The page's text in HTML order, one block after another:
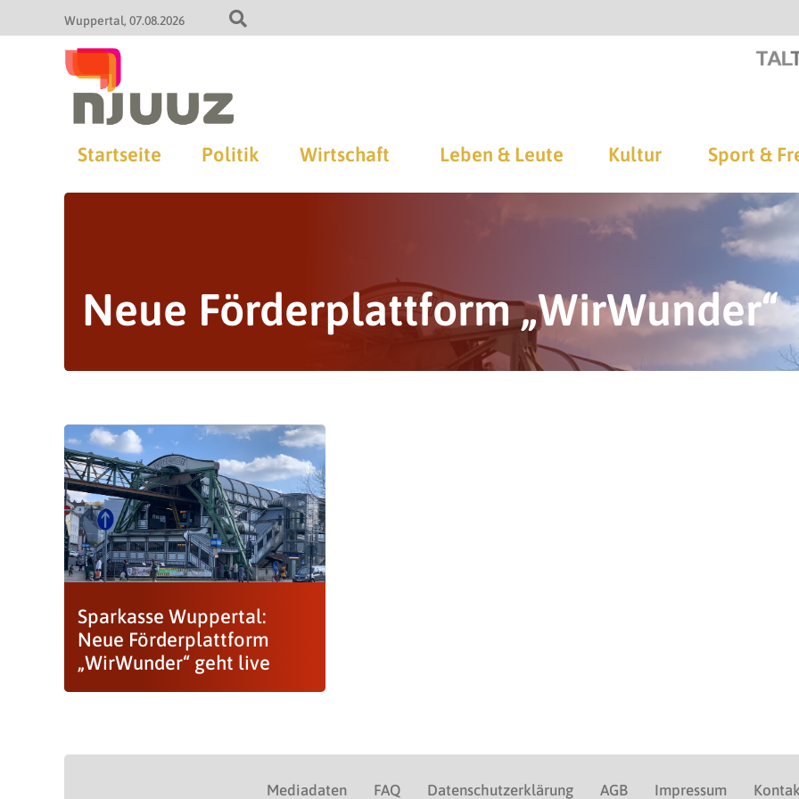
Wuppertal 07.08.2026
Startseite Politik Wirtschaft Leben & Leute Kultur Sport &
Neue Förderplattform „WirWunder“
Sparkasse Wuppertal:
Neue Förderplattform
„WirWunder“ geht live
Mediadaten FAQ Datenschutzerklärung AGB Impressum